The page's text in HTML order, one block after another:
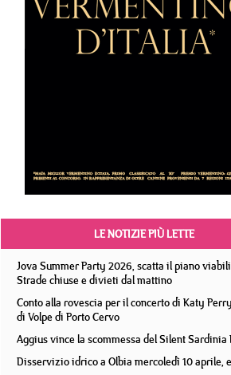
LE NOTIZIE PIÙ LETTE
Jova Summer Party 2026, scatta il piano
Strade chiuse e divieti dal mattino
Conto alla rovescia per il concerto di Katy
di Volpe di Porto Cervo
Aggius vince la scommessa del Silent Sardinia
Disservizio idrico a Olbia mercoledì 10 aprile,